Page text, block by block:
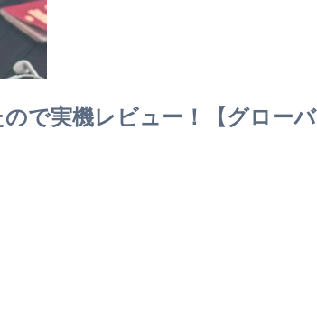
で実機レビュー！【グローバ